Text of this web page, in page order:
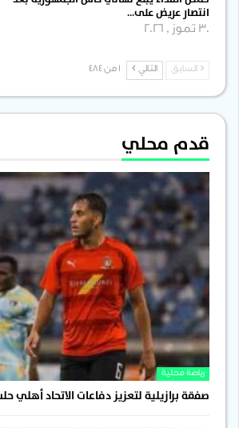
انتصار عريض على…
30 تموز , 2026
السابق التالي
قدم محلي
رياضة محلية
صفقة برازيلية لتعزيز دفاعات الاتحاد أهلي حلب